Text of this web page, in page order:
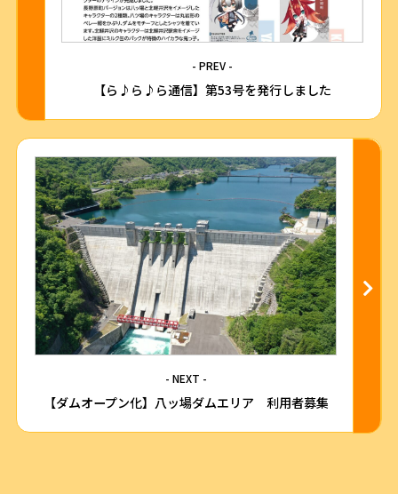
- PREV -
【ら♪ら♪ら通信】第53号を発行しました
- NEXT -
【ダムオープン化】八ッ場ダムエリア 利用者募集